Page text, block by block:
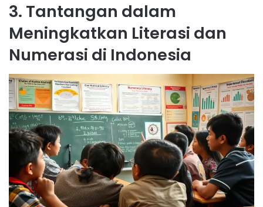
3. Tantangan dalam
Meningkatkan Literasi dan
Numerasi di Indonesia